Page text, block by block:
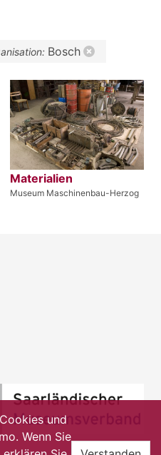
Bosch
Materialien
Museum Maschinenbau-Herzog
und
Wenn Sie